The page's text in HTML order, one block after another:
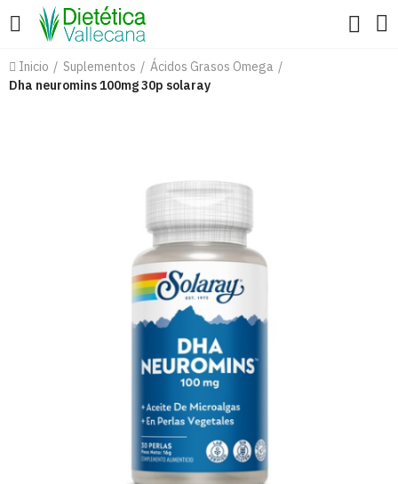
Inicio Suplementos
Ácidos Grasos Omega
Dha neuromins 100mg 30p solaray